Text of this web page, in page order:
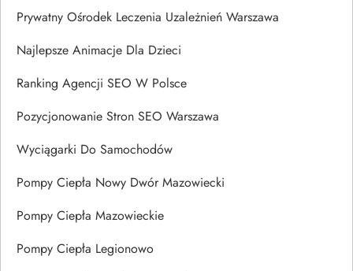
Prywatny Ośrodek Leczenia Uzależnień Warszawa
Najlepsze Animacje Dla Dzieci
Ranking Agencji SEO W Polsce
Pozycjonowanie Stron SEO Warszawa
Wyciągarki Do Samochodów
Pompy Ciepła Nowy Dwór Mazowiecki
Pompy Ciepła Mazowieckie
Pompy Ciepła Legionowo